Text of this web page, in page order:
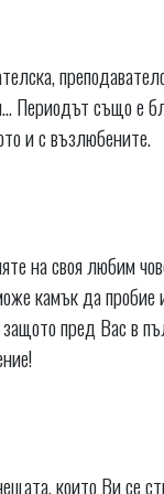
Периодът също е
и с възлюбените.
на своя любим
камък да
пред Вас в
които Ви се